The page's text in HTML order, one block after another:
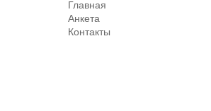
Главная
Анкета
Контакты